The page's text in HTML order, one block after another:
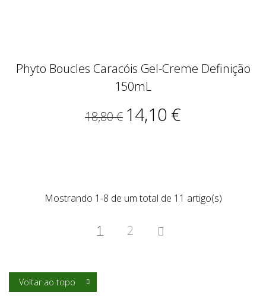
Phyto Boucles Caracóis Gel-Creme Definição
150mL
18,80 € 14,10 €
Mostrando 1-8 de um total de 11 artigo(s)
1 2 
Voltar ao topo 